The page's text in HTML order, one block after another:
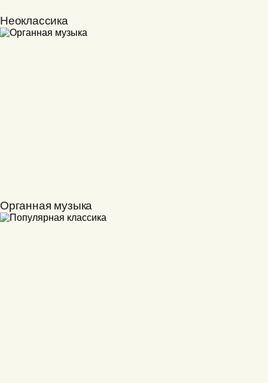
Неоклассика
Органная музыка